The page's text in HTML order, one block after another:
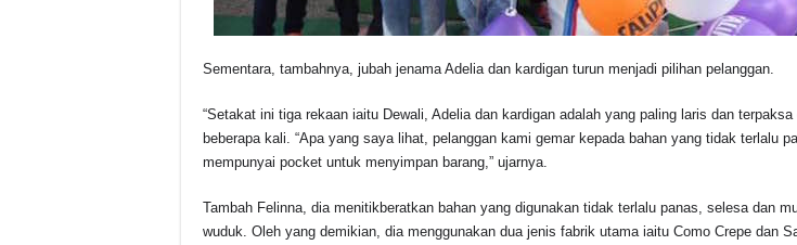
Sementara, tambahnya, jubah jenama Adelia dan kardigan turun menjadi pilihan pelanggan.
“Setakat ini tiga rekaan iaitu Dewali, Adelia dan kardigan adalah yang paling laris dan terpaksa
beberapa kali. “Apa yang saya lihat, pelanggan kami gemar kepada bahan yang tidak terlalu
mempunyai pocket untuk menyimpan barang,” ujarnya.
Tambah Felinna, dia menitikberatkan bahan yang digunakan tidak terlalu panas, selesa dan
wuduk. Oleh yang demikian, dia menggunakan dua jenis fabrik utama iaitu Como Crepe dan